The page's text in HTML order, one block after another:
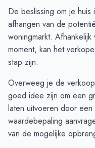
Augustus € 477.000
September € 374.500
Oktober
€ 197.250
November
€ 222.250
December
€ 275.000
Januari
Februari
-
Maart
-
April
-
Mei
-
Juni
- -
De beslissing om je
afhangen van de
woningmarkt. Afhankelijk
moment, kan het
stap zijn.
Overweeg je de
goed idee zijn om een
laten uitvoeren door een
waardebepaling
van de mogelijke